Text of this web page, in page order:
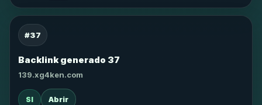
#37
Backlink generado 37
139.xg4ken.com
SI Abrir